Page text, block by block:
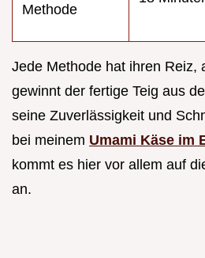
Methode
Jede Methode hat ihren Reiz,
gewinnt der fertige Teig aus
seine Zuverlässigkeit und
bei meinem Umami Käse im
kommt es hier vor allem auf
an.